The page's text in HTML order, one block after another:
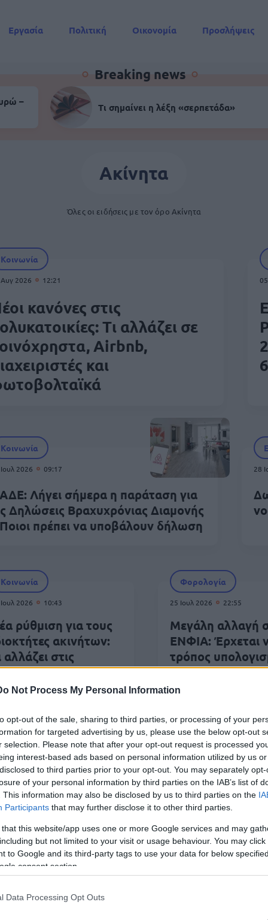
Not Process My Personal Information
opt-out of the sale, sharing to third parties, or processing of your
for targeted advertising by us, please use the below opt-out
selection. Please note that after your opt-out request is processed
interest-based ads based on personal information utilized by us
to third parties prior to your opt-out. You may separately
of your personal information by third parties on the IAB’s list of
This information may also be disclosed by us to third parties on the
Participants that may further disclose it to other third parties.
that this website/app uses one or more Google services and may
but not limited to your visit or usage behaviour. You may
to Google and its third-party tags to use your data for below
consent section.
Data Processing Opt Outs
Εργασία Πολιτική Οικονομία Προσλήψεις
Breaking news
–
Τι σημαίνει η λέξη «σερπετάδα»
Ακίνητα
Όλες οι ειδήσεις με τον όρο Ακίνητα
Κοινωνία
2026 12:21
κανόνες στις
Τι αλλάζει σε
Airbnb,
και
Κοινωνία
2026 09:17
Λήγει σήμερα η παράταση για
Δηλώσεις Βραχυχρόνιας Διαμονής
πρέπει να υποβάλουν δήλωση
28
Κοινωνία
2026 10:43
ρύθμιση για τους
ακινήτων:
αλλάζει στις
από το 2027
Φορολογία
25 Ιουλ 2026 22:55
Μεγάλη αλλαγή
ΕΝΦΙΑ: Έρχεται
τρόπος
Ποιοι ιδιοκτήτες
δουν αλλαγές
Οικονομία
2026 14:25
Έως 30 Ιουλίου οι Δηλώσεις
Διαμονής – Ποιους
21